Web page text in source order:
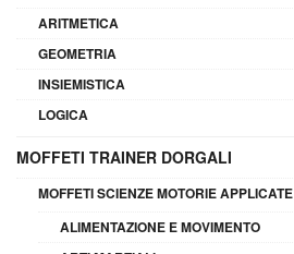
ARITMETICA
GEOMETRIA
INSIEMISTICA
LOGICA
MOFFETI TRAINER DORGALI
MOFFETI SCIENZE MOTORIE APPLICATE
ALIMENTAZIONE E MOVIMENTO